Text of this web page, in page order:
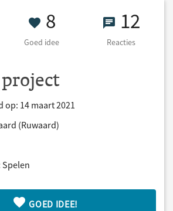
2
8 Goed idee
8
Goed idee
1212
Reacties
op: 14 maart 2021
(Ruwaard)
GOED IDEE!